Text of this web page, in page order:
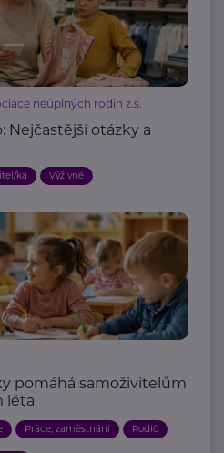
neúplných rodin z.s.
Nejčastější otázky a
ka Výživné
pomáhá samoživitelům
léta
Práce, zaměstnání Rodič